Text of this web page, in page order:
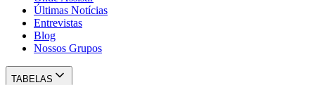
Últimas Notícias
Entrevistas
Blog
Nossos Grupos
TABELAS